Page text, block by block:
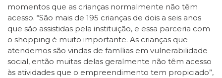
momentos que as crianças normalmente não têm
acesso. “São mais de 195 crianças de dois a seis anos
que são assistidas pela instituição, e essa parceria com
o shopping é muito importante. As crianças que
atendemos são vindas de famílias em vulnerabilidade
social, então muitas delas geralmente não têm acesso
às atividades que o empreendimento tem propiciado”,